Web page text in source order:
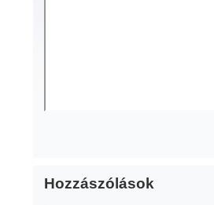
Hozzászólások